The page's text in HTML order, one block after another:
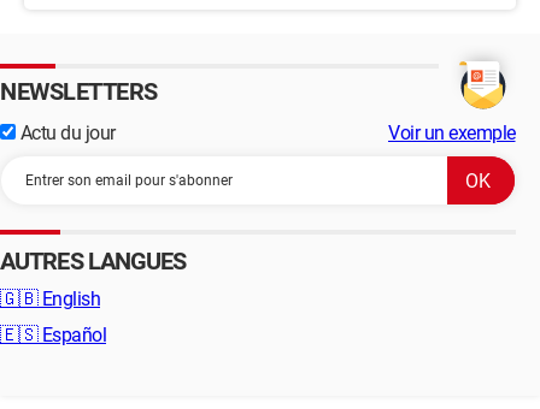
NEWSLETTERS
Actu du jour Voir un exemple
AUTRES LANGUES
🇬🇧 English
🇪🇸 Español